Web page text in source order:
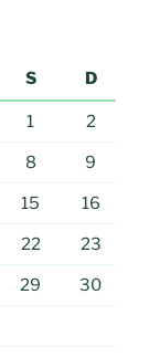
S D
1 2
8 9
15 16
22 23
29 30